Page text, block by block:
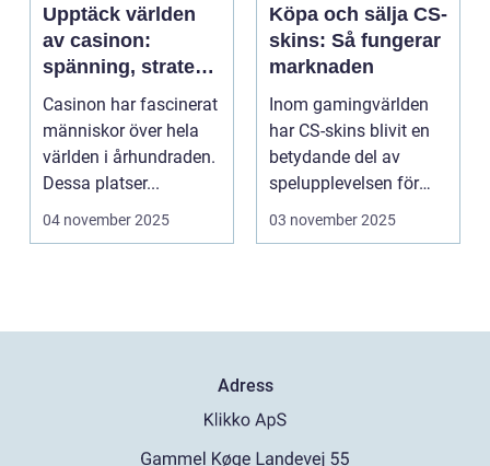
Upptäck världen
av casinon:
spänning, strategi
och tur
Casinon har fascinerat
människor över hela
världen i århundraden.
Dessa platser...
04 november 2025
Köpa och sälja CS-
skins: Så fungerar
marknaden
Inom gamingvärlden
har CS-skins blivit en
betydande del av
spelupplevelsen för
många...
03 november 2025
Adress